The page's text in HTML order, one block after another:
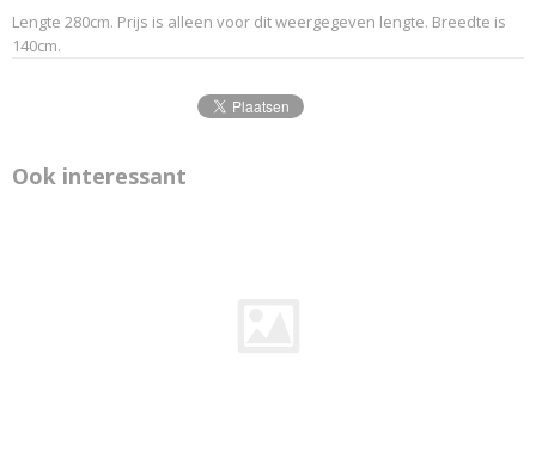
Afmetingen (l,b,h)
280 x 140 x 0 cm
Lengte 280cm. Prijs is alleen voor dit weergegeven lengte. Breedte is
140cm.
Ook interessant